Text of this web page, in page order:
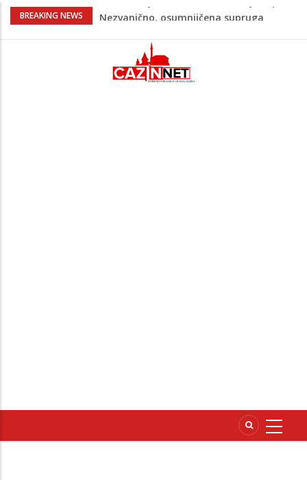
BREAKING NEWS
Na Ahiret preselila Bešić (rođ. Blažević)
Na Ahiret preselio ŠUPUK (Refik) ŠEFIK
Evo koje države su zasad za, a koje
protiv Infantina na izborima: Srbija i